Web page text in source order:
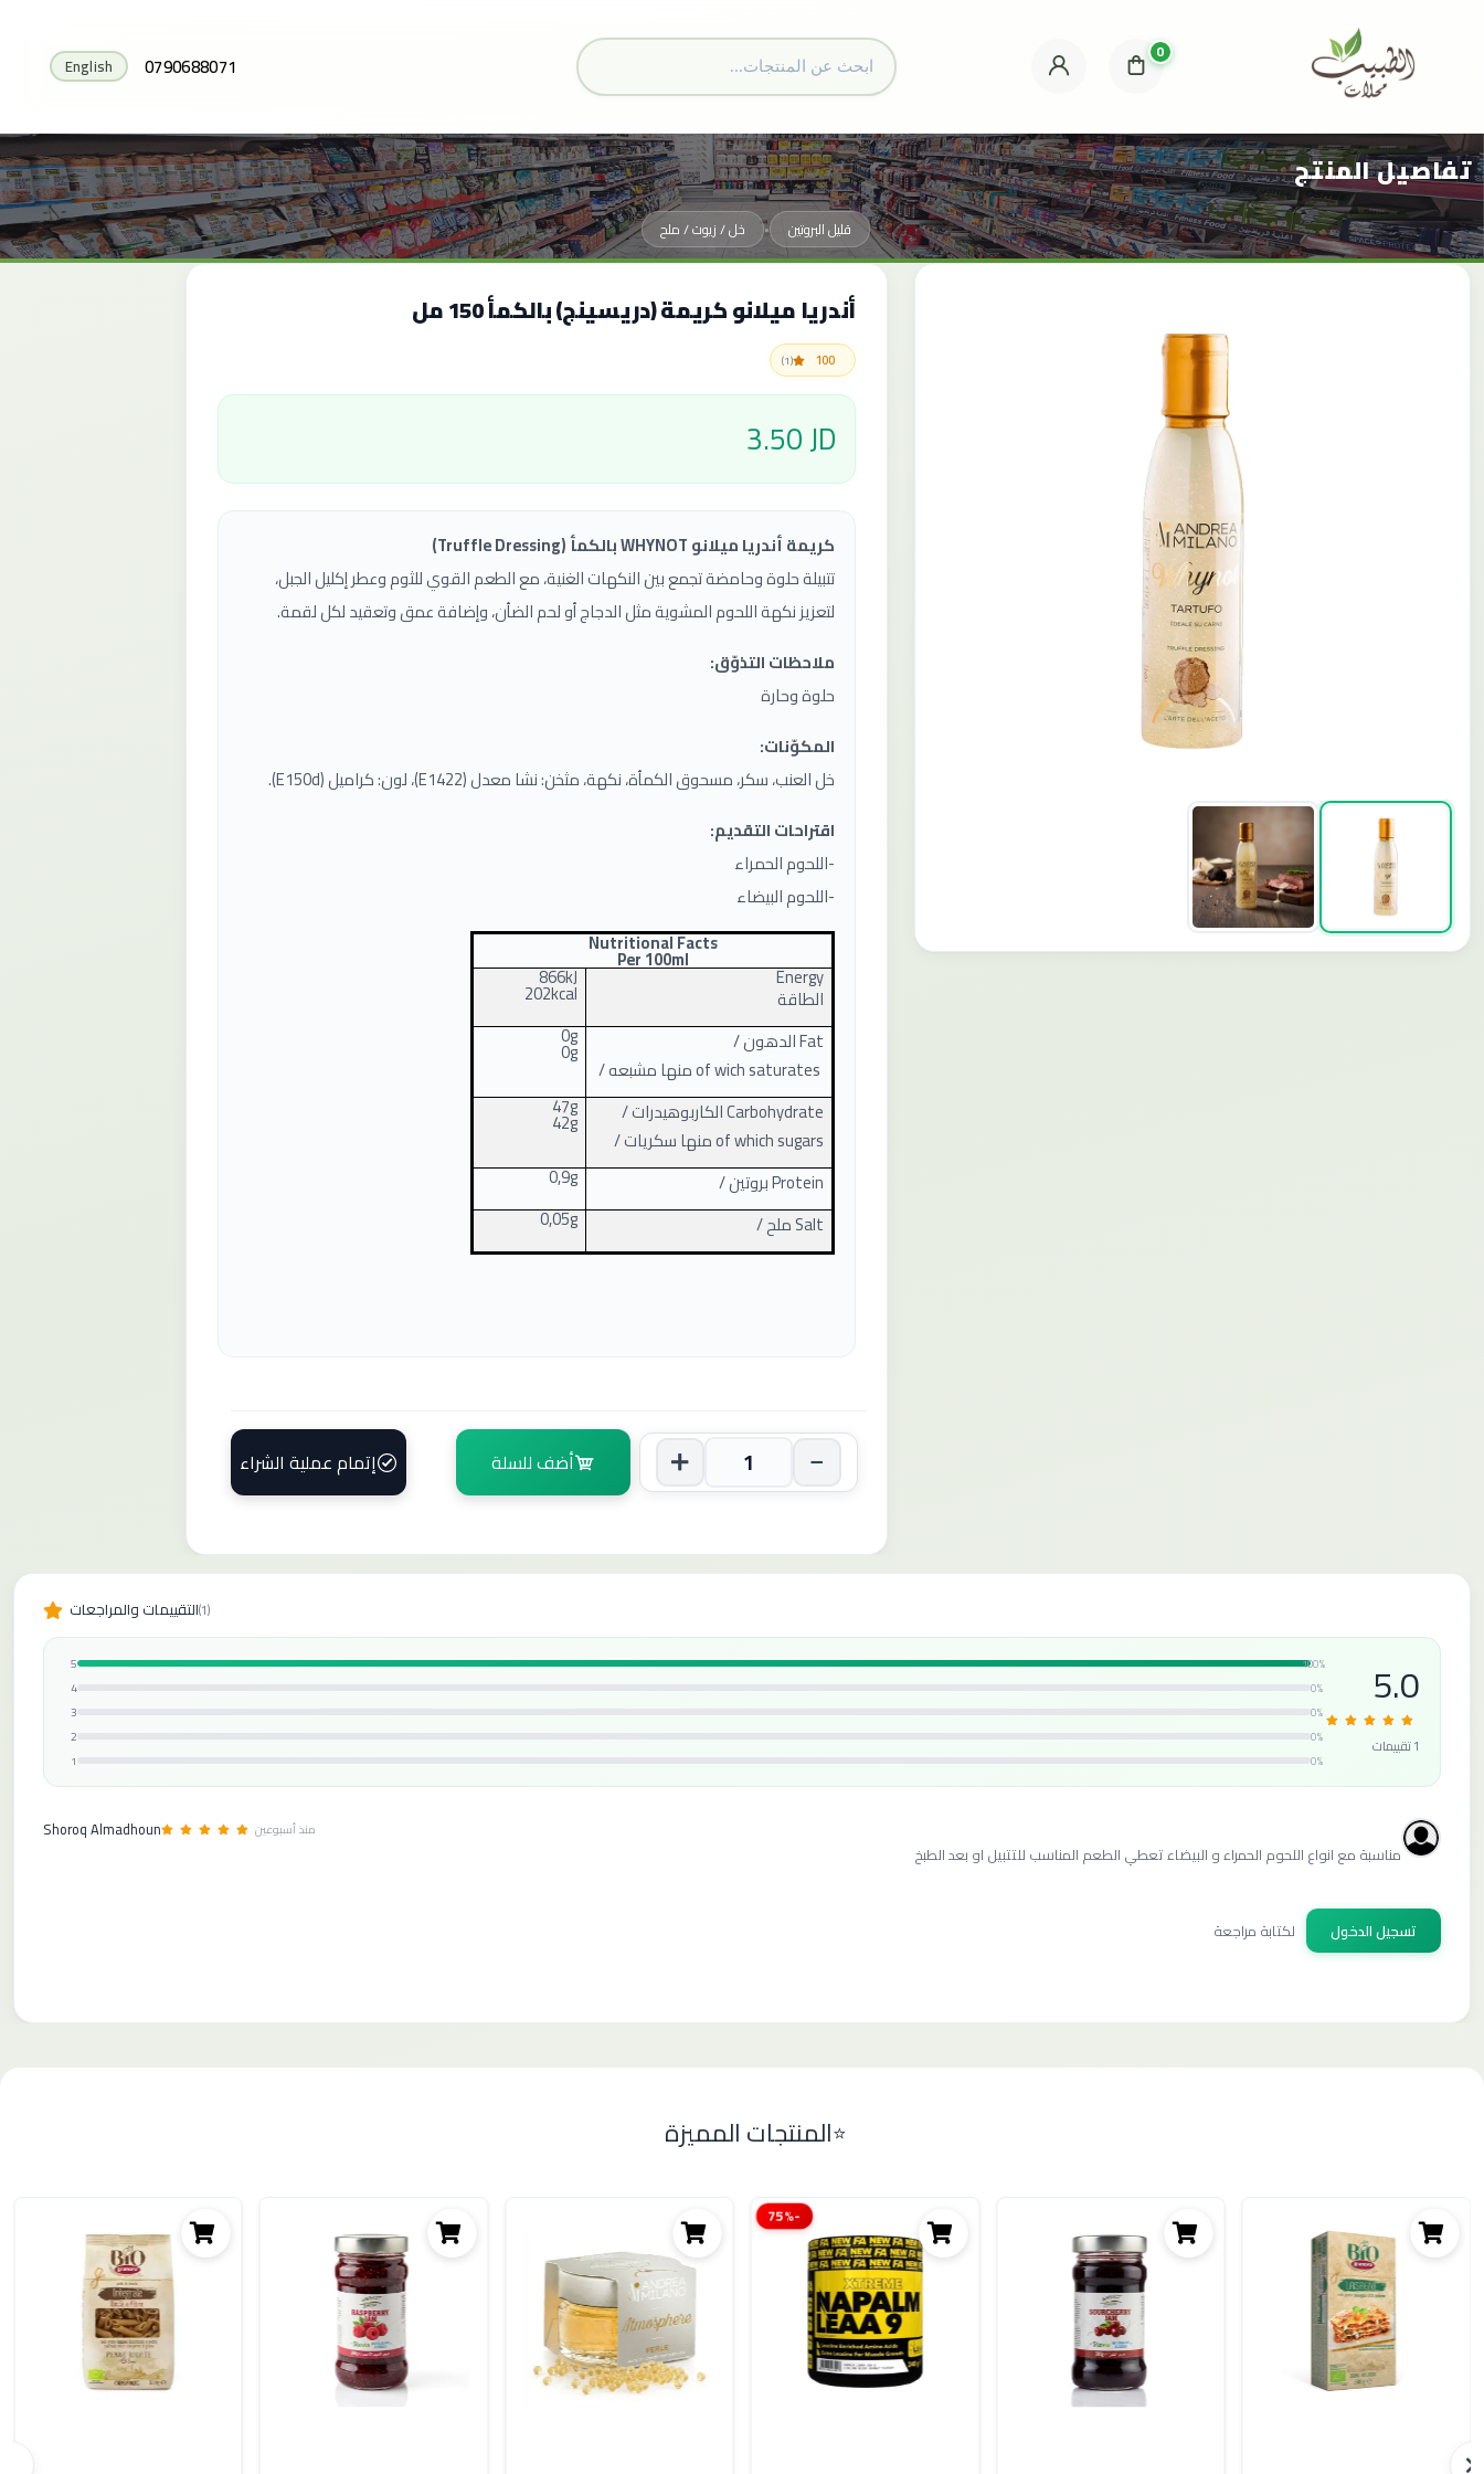
0
0790688071
English
تفاصيل المنتج
قليل البروتين • خل / زيوت / ملح
أندريا ميلانو كريمة (دريسينج) بالكمأ 150 مل
100
(1)
3.50 JD
كريمة أندريا ميلانو WHYNOT بالكمأ (Truffle Dressing)
تتبيلة حلوة وحامضة تجمع بين النكهات الغنية، مع الطعم القوي للثوم وعطر إكليل الجبل،
لتعزيز نكهة اللحوم المشوية مثل الدجاج أو لحم الضأن، وإضافة عمق وتعقيد لكل لقمة.
ملاحظات التذوّق:
حلوة وحارة
المكوّنات:
خل العنب، سكر، مسحوق الكمأة، نكهة، مثخن: نشا معدل (E1422)، لون: كراميل (E150d).
اقتراحات التقديم:
-اللحوم الحمراء
-اللحوم البيضاء
Nutritional Facts
Per 100ml
Energy
الطاقة
866kJ
202kcal
Fatالدهون /
of wich saturatesمنها مشبعه /
0g
0g
Carbohydrateالكاربوهيدرات /
of which sugarsمنها سكريات /
47g
42g
Proteinبروتين /
0,9g
Saltملح / 0,05g
أضف للسلة إتمام عملية الشراء
التقييمات والمراجعات (1)
5.0
1 تقييمات
5 100%
4 0%
3 0%
2 0%
1 0%
Shoroq Almadhoun منذ أسبوعين
مناسبة مع انواع اللحوم الحمراء و البيضاء تعطي الطعم المناسب للتتبيل او بعد الطبخ
تسجيل الدخول لكتابة مراجعة
المنتجات المميزة
-75%